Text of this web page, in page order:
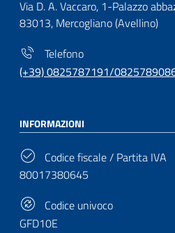
Via D. A. Vaccaro, 1-Palazzo
83013, Mercogliano (Avellino)
Telefono
(+39) 0825787191/
INFORMAZIONI
Codice fiscale / Partita IVA
80017380645
Codice univoco
GFD10E